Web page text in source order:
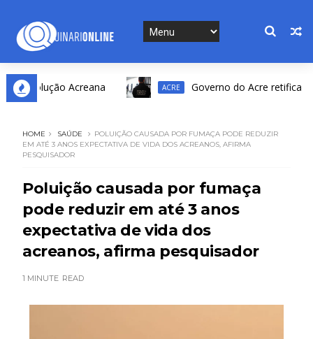
Acreana ACRE Governo do Acre retifica
HOME SAÚDE
POLUIÇÃO CAUSADA POR FUMAÇA PODE REDUZIR
EM ATÉ 3 ANOS EXPECTATIVA DE VIDA DOS ACREANOS, AFIRMA
PESQUISADOR
Poluição causada por fumaça
pode reduzir em até 3 anos
expectativa de vida dos
acreanos, afirma pesquisador
1 MINUTE READ